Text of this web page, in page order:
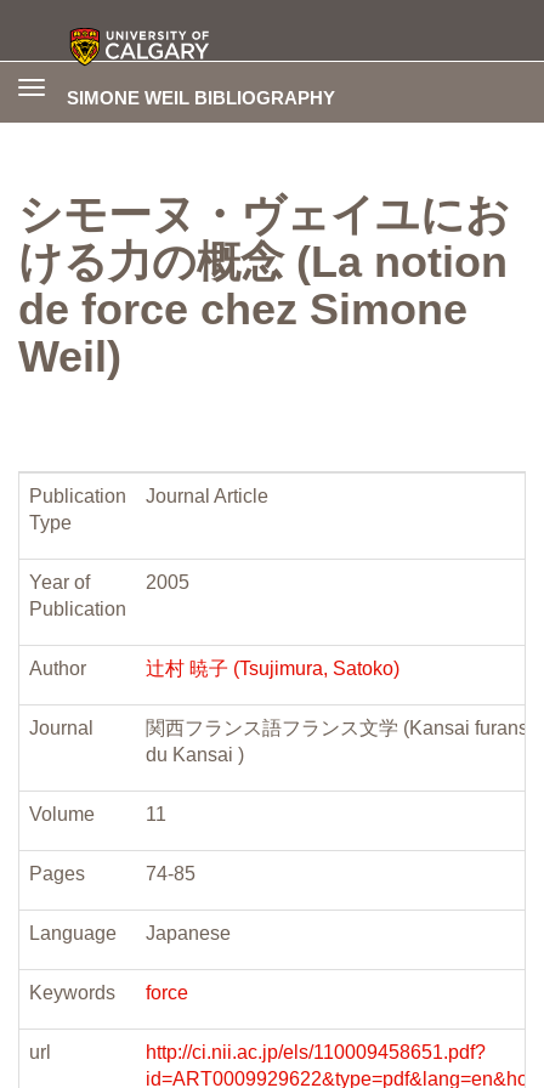
SIMONE WEIL BIBLIOGRAPHY
Toggle
シモーヌ・ヴェイユにお
ける力の概念 (La notion
de force chez Simone
Weil)
Publication
Type
Journal Article
Year of
Publication
2005
Author 辻村 暁子 (Tsujimura, Satoko)
Journal
関西フランス語フランス文学 (Kansai
du Kansai )
Volume 11
Pages 74-85
Language Japanese
Keywords force
url
http://ci.nii.ac.jp/els/110009458651.pdf?